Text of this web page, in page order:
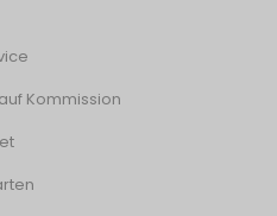
Kommission